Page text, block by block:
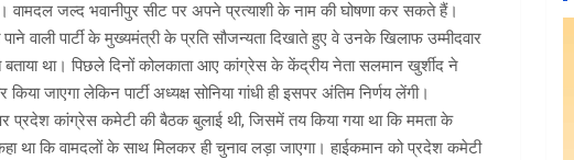
वामदल जल्द भवानीपुर सीट पर अपने प्रत्याशी के नाम की घोषणा कर सकते हैं।
पार्टी के मुख्यमंत्री के प्रति सौजन्यता दिखाते हुए वे उनके खिलाफ उम्मीदवार
था। पिछले दिनों कोलकाता आए कांग्रेस के केंद्रीय नेता सलमान खुर्शीद ने
जाएगा लेकिन पार्टी अध्यक्ष सोनिया गांधी ही इसपर अंतिम निर्णय लेंगी।
कांग्रेस कमेटी की बैठक बुलाई थी, जिसमें तय किया गया था कि ममता के
था कि वामदलों के साथ मिलकर ही चुनाव लड़ा जाएगा। हाईकमान को प्रदेश कमेटी